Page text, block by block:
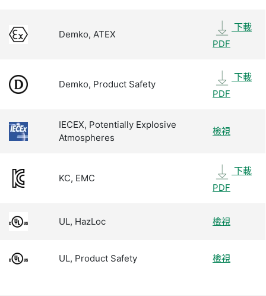
Demko, ATEX
下載
PDF
Demko, Product Safety
下載
PDF
IECEX, Potentially Explosive
Atmospheres
檢視
KC, EMC
下載
PDF
UL, HazLoc 檢視
UL, Product Safety 檢視